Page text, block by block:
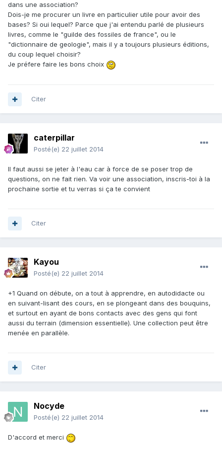
dans une association?
Dois-je me procurer un livre en particulier utile pour avoir des
bases? Si oui lequel? Parce que j'ai entendu parlé de plusieurs
livres, comme le "guilde des fossiles de france", ou le
"dictionnaire de geologie", mais il y a toujours plusieurs éditions,
du coup lequel choisir?
Je préfere faire les bons choix
Citer
caterpillar
Posté(e) 22 juillet 2014
Il faut aussi se jeter à l'eau car à force de se poser trop de
questions, on ne fait rien. Va voir une association, inscris-toi à la
prochaine sortie et tu verras si ça te convient
Citer
Kayou
Posté(e) 22 juillet 2014
+1 Quand on débute, on a tout à apprendre, en autodidacte ou
en suivant-lisant des cours, en se plongeant dans des bouquins,
et surtout en ayant de bons contacts avec des gens qui font
aussi du terrain (dimension essentielle). Une collection peut être
menée en parallèle.
Citer
Nocyde
Posté(e) 22 juillet 2014
D'accord et merci